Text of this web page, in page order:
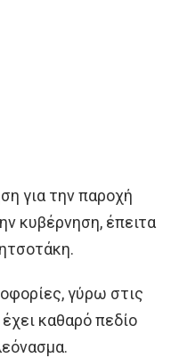
για την παροχή
κυβέρνηση, έπειτα
γύρω στις
καθαρό πεδίο